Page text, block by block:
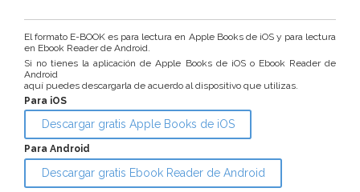
El formato E-BOOK es para lectura en Apple Books de iOS y para lectura
en Ebook Reader de Android.
Si no tienes la aplicación de Apple Books de iOS o Ebook Reader de
Android
aquí puedes descargarla de acuerdo al dispositivo que utilizas.
Para iOS
Descargar gratis Apple Books de iOS
Para Android
Descargar gratis Ebook Reader de Android